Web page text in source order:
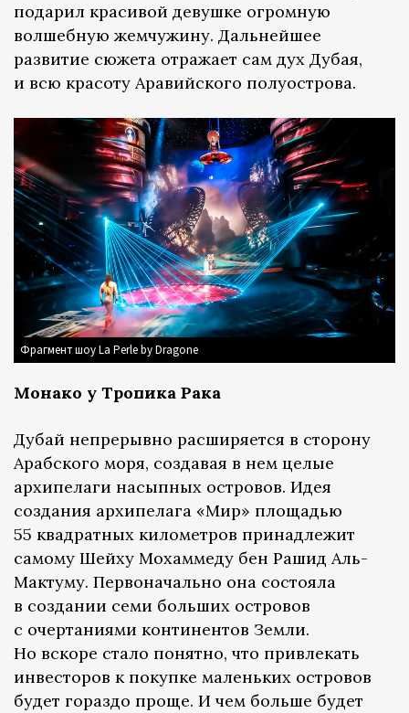
подарил красивой девушке огромную
волшебную жемчужину. Дальнейшее
развитие сюжета отражает сам дух Дубая,
и всю красоту Аравийского полуострова.
Фрагмент шоу La Perle by Dragone
Монако у Тропика Рака
Дубай непрерывно расширяется в сторону
Арабского моря, создавая в нем целые
архипелаги насыпных островов. Идея
создания архипелага «Мир» площадью
55 квадратных километров принадлежит
самому Шейху Мохаммеду бен Рашид Аль-
Мактуму. Первоначально она состояла
в создании семи больших островов
с очертаниями континентов Земли.
Но вскоре стало понятно, что привлекать
инвесторов к покупке маленьких островов
будет гораздо проще. И чем больше будет